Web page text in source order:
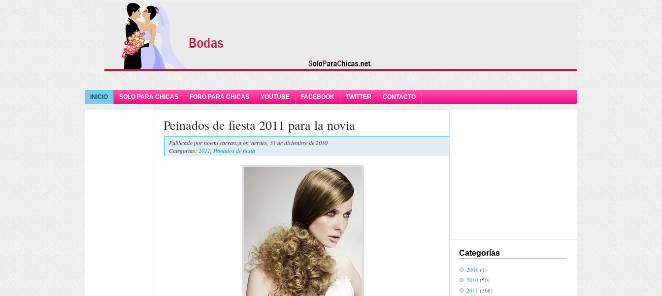
INICIO SOLO PARA CHICAS FORO PARA CHICAS YOUTUBE FACEBOOK TWITTER CONTACTO
Peinados de fiesta 2011 para la novia
Publicado pornoemi carranzaon viernes, 31 de diciembre de 2010
Categorías: 2011 Peinados de fiesta
Categorías
2001 (1)
2010(50)
2011 (368)